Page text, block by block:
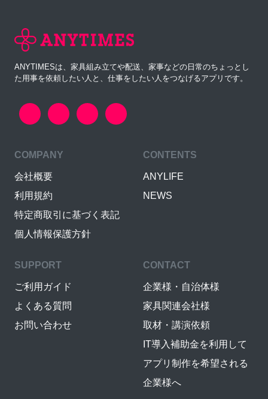
ANYTIMESは、家具組み立てや配送、家事などの日常のちょっとし
た用事を依頼したい人と、仕事をしたい人をつなげるアプリです。
COMPANY
会社概要
利用規約
特定商取引に基づく表記
個人情報保護方針
CONTENTS
ANYLIFE
NEWS
SUPPORT
ご利用ガイド
よくある質問
お問い合わせ
CONTACT
企業様・自治体様
家具関連会社様
取材・講演依頼
IT導入補助金を利用して
アプリ制作を希望される
企業様へ